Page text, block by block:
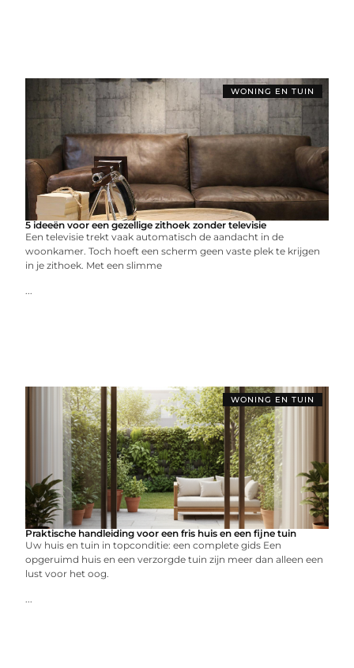
WONING EN TUIN
5 ideeën voor een gezellige zithoek zonder televisie
Een televisie trekt vaak automatisch de aandacht in de
woonkamer. Toch hoeft een scherm geen vaste plek te krijgen
in je zithoek. Met een slimme
...
WONING EN TUIN
Praktische handleiding voor een fris huis en een fijne tuin
Uw huis en tuin in topconditie: een complete gids Een
opgeruimd huis en een verzorgde tuin zijn meer dan alleen een
lust voor het oog.
...